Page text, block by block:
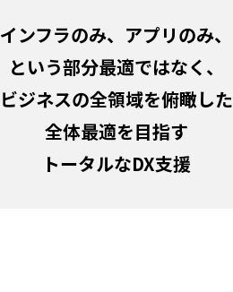
インフラのみ、アプリのみ、
という部分最適ではなく、
ビジネスの全領域を俯瞰した
全体最適を目指す
トータルなDX支援